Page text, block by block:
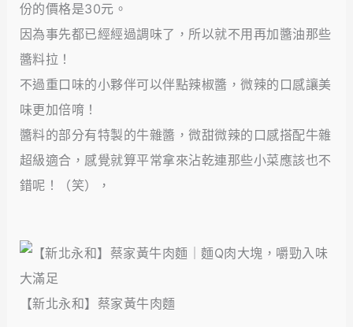
份的價格是30元。
因為事先都已經經過調味了，所以就不用再加醬油那些
醬料拉！
不過重口味的小夥伴可以伴點辣椒醬，微辣的口感讓美
味更加倍唷！
醬料的部分有特製的牛雜醬，微甜微辣的口感搭配牛雜
超級適合，感覺就算平常拿來沾乾連那些小菜應該也不
錯呢！（笑），
【新北永和】蔡家黃牛肉麵